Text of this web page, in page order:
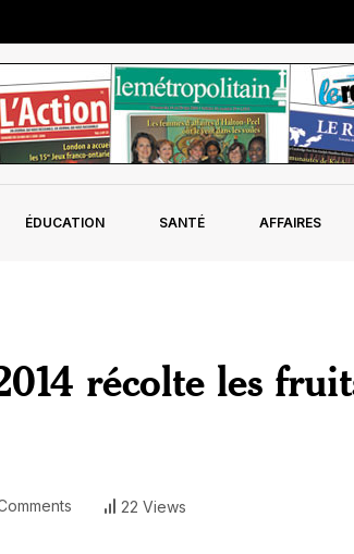
ÉDUCATION SANTÉ AFFAIRES
récolte les
22 Views